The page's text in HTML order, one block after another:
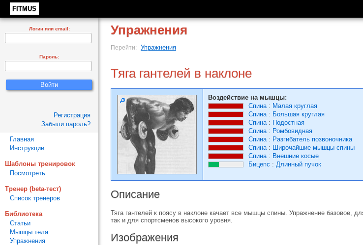
FITMUS
Упражнения
Перейти: Упражнения
Тяга гантелей в наклоне
Воздействие на мышцы:
Спина: Малая круглая
Спина: Большая круглая
Спина: Подостная
Спина: Ромбовидная
Спина: Разгибатель позвоночника
Спина: Широчайшие мышцы спины
Спина: Внешние косые
Бицепс : Длинный пучок
Описание
Тяга гантелей к поясу в наклоне качает все мышцы спины. Упражнение
так и для спортсменов высокого уровня.
Изображения
Логин или email:
Пароль:
Регистрация
Забыли пароль?
Главная
Инструкции
Шаблоны тренировок
Посмотреть
Тренер (beta-тест)
Список тренеров
Библиотека
Статьи
Мышцы тела
Упражнения